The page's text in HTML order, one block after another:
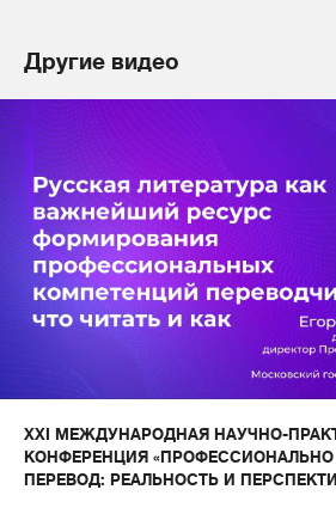
Другие видео
XXI МЕЖДУНАРОДНАЯ НАУЧНО-
КОНФЕРЕНЦИЯ
ПЕРЕВОД: РЕАЛЬНОСТЬ И